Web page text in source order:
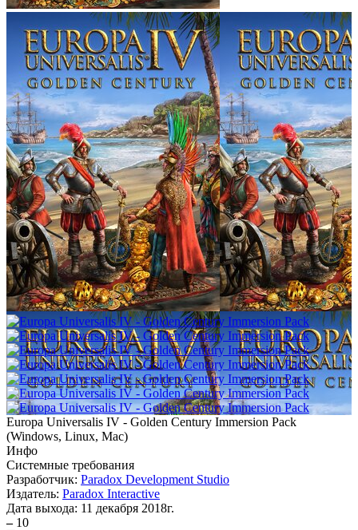
Europa Universalis IV - Golden Century Immersion Pack
(Windows, Linux, Mac)
Инфо
Системные требования
Разработчик: Paradox Development Studio
Издатель: Paradox Interactive
Дата выхода: 11 декабря 2018г.
– 10